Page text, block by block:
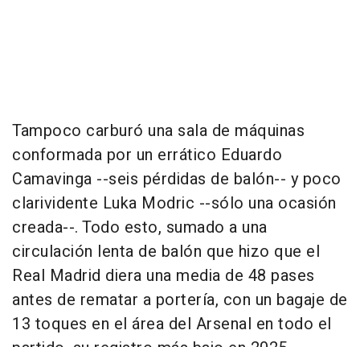
Tampoco carburó una sala de máquinas
conformada por un errático Eduardo
Camavinga --seis pérdidas de balón-- y poco
clarividente Luka Modric --sólo una ocasión
creada--. Todo esto, sumado a una
circulación lenta de balón que hizo que el
Real Madrid diera una media de 48 pases
antes de rematar a portería, con un bagaje de
13 toques en el área del Arsenal en todo el